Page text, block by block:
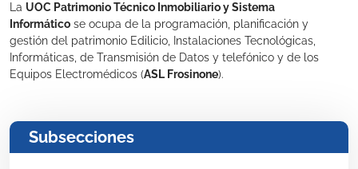
La UOC Patrimonio Técnico Inmobiliario y Sistema
Informático se ocupa de la programación, planificación y
gestión del patrimonio Edilicio, Instalaciones Tecnológicas,
Informáticas, de Transmisión de Datos y telefónico y de los
Equipos Electromédicos (ASL Frosinone).
Subsecciones